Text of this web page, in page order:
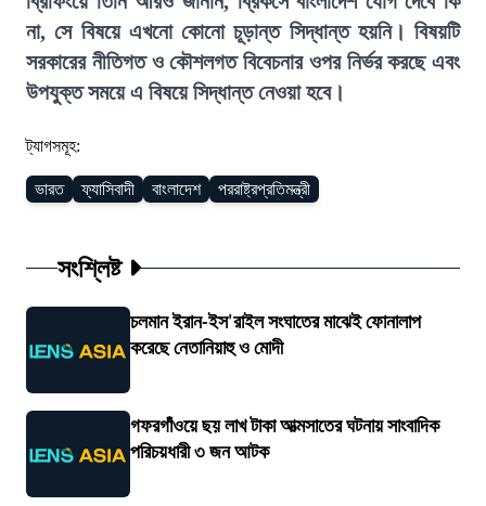
না, সে বিষয়ে এখনো কোনো চূড়ান্ত সিদ্ধান্ত হয়নি। বিষয়টি
সরকারের নীতিগত ও কৌশলগত বিবেচনার ওপর নির্ভর করছে এবং
উপযুক্ত সময়ে এ বিষয়ে সিদ্ধান্ত নেওয়া হবে।
ট্যাগসমূহ:
ভারত ফ্যাসিবাদী বাংলাদেশ পররাষ্ট্রপ্রতিমন্ত্রী
সংশ্লিষ্ট
চলমান ইরান-ইস'রাইল সংঘাতের মাঝেই ফোনালাপ
করেছে নেতানিয়াহু ও মোদী
গফরগাঁওয়ে ছয় লাখ টাকা আত্মসাতের ঘটনায় সাংবাদিক
পরিচয়ধারী ৩ জন আটক